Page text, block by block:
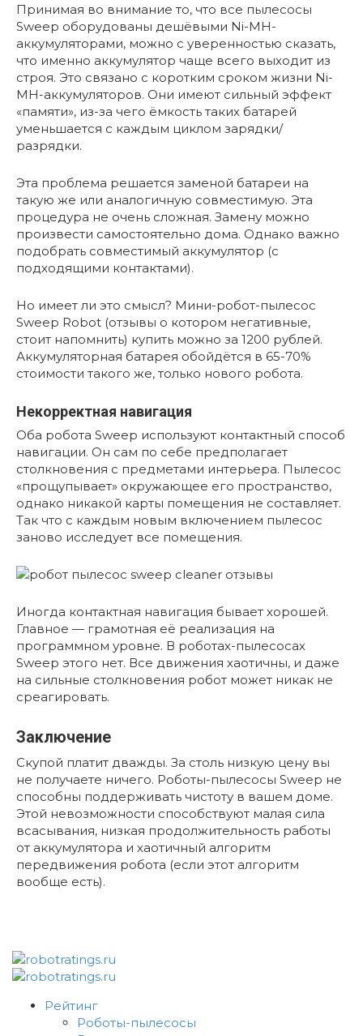
Принимая во внимание то, что все пылесосы
Sweep оборудованы дешёвыми Ni-MH-
аккумуляторами, можно с уверенностью сказать,
что именно аккумулятор чаще всего выходит из
строя. Это связано с коротким сроком жизни Ni-
MH-аккумуляторов. Они имеют сильный эффект
«памяти», из-за чего ёмкость таких батарей
уменьшается с каждым циклом зарядки/
разрядки.
Эта проблема решается заменой батареи на
такую же или аналогичную совместимую. Эта
процедура не очень сложная. Замену можно
произвести самостоятельно дома. Однако важно
подобрать совместимый аккумулятор (с
подходящими контактами).
Но имеет ли это смысл? Мини-робот-пылесос
Sweep Robot (отзывы о котором негативные,
стоит напомнить) купить можно за 1200 рублей.
Аккумуляторная батарея обойдётся в 65-70%
стоимости такого же, только нового робота.
Некорректная навигация
Оба робота Sweep используют контактный способ
навигации. Он сам по себе предполагает
столкновения с предметами интерьера. Пылесос
«прощупывает» окружающее его пространство,
однако никакой карты помещения не составляет.
Так что с каждым новым включением пылесос
заново исследует все помещения.
Иногда контактная навигация бывает хорошей.
Главное — грамотная её реализация на
программном уровне. В роботах-пылесосах
Sweep этого нет. Все движения хаотичны, и даже
на сильные столкновения робот может никак не
среагировать.
Заключение
Скупой платит дважды. За столь низкую цену вы
не получаете ничего. Роботы-пылесосы Sweep не
способны поддерживать чистоту в вашем доме.
Этой невозможности способствуют малая сила
всасывания, низкая продолжительность работы
от аккумулятора и хаотичный алгоритм
передвижения робота (если этот алгоритм
вообще есть).
Рейтинг
Роботы-пылесосы